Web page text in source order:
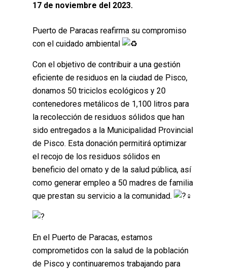
17 de noviembre del 2023.
Puerto de Paracas reafirma su compromiso
con el cuidado ambiental
Con el objetivo de contribuir a una gestión
eficiente de residuos en la ciudad de Pisco,
donamos 50 triciclos ecológicos y 20
contenedores metálicos de 1,100 litros para
la recolección de residuos sólidos que han
sido entregados a la Municipalidad Provincial
de Pisco. Esta donación permitirá optimizar
el recojo de los residuos sólidos en
beneficio del ornato y de la salud pública, así
como generar empleo a 50 madres de familia
que prestan su servicio a la comunidad.
En el Puerto de Paracas, estamos
comprometidos con la salud de la población
de Pisco y continuaremos trabajando para